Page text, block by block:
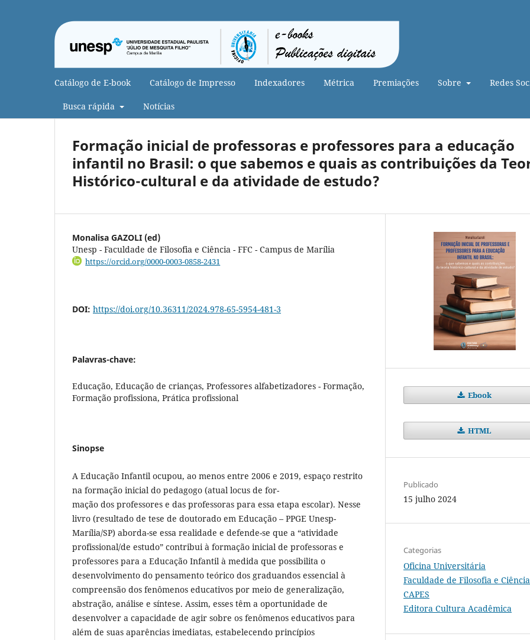
Catálogo de E-book Catálogo de Impresso Indexadores Métrica Premiações Sobre Redes
Busca rápida Notícias
Formação inicial de professoras e professores para a educação
infantil no Brasil: o que sabemos e quais as contribuições da
Histórico-cultural e da atividade de estudo?
Monalisa GAZOLI (ed)
Unesp - Faculdade de Filosofia e Ciência - FFC - Campus de Marília
https://orcid.org/0000-0003-0858-2431
DOI: https://doi.org/10.36311/2024.978-65-5954-481-3
Palavras-chave:
Educação, Educação de crianças, Professores alfabetizadores - Formação,
Formação profissiona, Prática profissional
Sinopse
A Educação Infantil ocupou, ao menos entre 2006 e 2019, espaço restrito
na formação inicial do pedagogo (atual locus de for-
mação dos professores e das professoras para essa etapa escolar). Nesse
livro (resultado de tese de doutorado em Educação – PPGE Unesp-
Marília/SP) aborda-se essa realidade e defende-se que a “atividade
profissional/de estudo” contribui à formação inicial de professoras e
professores para a Educação Infantil à medida que possibilita o
desenvolvimento do pensamento teórico dos graduandos essencial à
compreensão dos fenômenos educativos por meio de generalização,
abstração, análise e síntese. Assim, esses têm a oportunidade de
desenvolver a capacidade de agir sobre os fenômenos educativos para
além de suas aparências imediatas, estabelecendo princípios
Ebook
HTML
Publicado
15 julho 2024
Categorias
Oficina Universitária
Faculdade de Filosofia e
CAPES
Editora Cultura Acadêmica